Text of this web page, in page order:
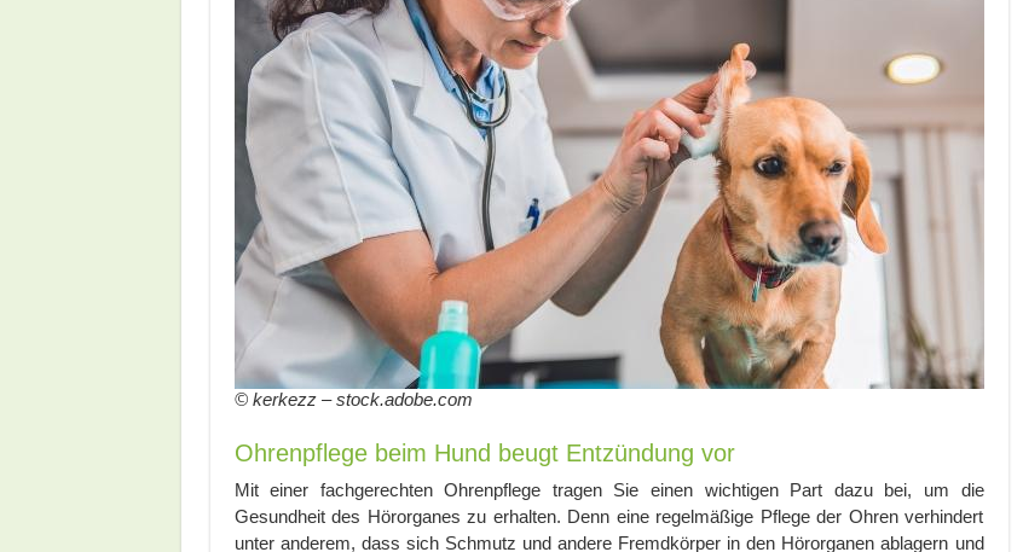
© kerkezz – stock.adobe.com
Ohrenpflege beim Hund beugt Entzündung vor
Mit einer fachgerechten Ohrenpflege tragen Sie einen wichtigen Part dazu bei, um die
Gesundheit des Hörorganes zu erhalten. Denn eine regelmäßige Pflege der Ohren verhindert
unter anderem, dass sich Schmutz und andere Fremdkörper in den Hörorganen ablagern und